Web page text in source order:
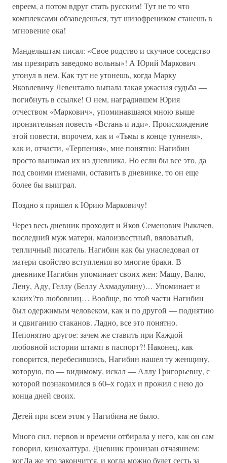
евреем, а потом вдруг стать русским! Тут не то что
комплексами обзаведешься, тут шизофреником станешь в
мгновение ока!
Мандельштам писал: «Свое родство и скучное соседство
мы презирать заведомо вольны»! А Юрий Маркович
утонул в нем. Как тут не утонешь, когда Марку
Яковлевичу Левенталю выпала такая ужасная судьба —
погибнуть в ссылке! О нем, наградившем Юрия
отчеством «Маркович», упоминавшаяся мною выше
пронзительная повесть «Встань и иди». Происхождение
этой повести, впрочем, как и «Тьмы в конце туннеля»,
как и, отчасти, «Терпения», мне понятно: Нагибин
просто вынимал их из дневника. Но если бы все это, да
под своими именами, оставить в дневнике, то он еще
более бы выиграл.
Поздно я пришел к Юрию Марковичу!
Через весь дневник проходит и Яков Семенович Рыкачев,
последний муж матери, малоизвестный, вяловатый,
тепличный писатель. Нагибин как бы унаследовал от
матери свойство вступления во многие браки. В
дневнике Нагибин упоминает своих жен: Машу, Валю,
Лену, Аду, Геллу (Беллу Ахмадулину)… Упоминает и
каких?то любовниц… Вообще, по этой части Нагибин
был одержимым человеком, как и по другой — поднятию
и сдвиганию стаканов. Ладно, все это понятно.
Непонятно другое: зачем же ставить при Каждой
любовной истории штамп в паспорт?! Наконец, как
говорится, перебесившись, Нагибин нашел ту женщину,
которую, по — видимому, искал — Аллу Григорьевну, с
которой познакомился в 60–х годах и прожил с нею до
конца дней своих.
Детей при всем этом у Нагибина не было.
Много сил, нервов и времени отбирала у него, как он сам
говорил, кинохалтура. Дневник пронизан отчаянием:
когДа же это закончится, и когда можно будет сесть за